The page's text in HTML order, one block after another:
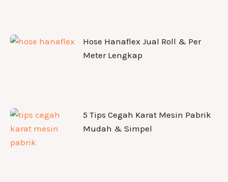
Hose Hanaflex Jual Roll & Per
Meter Lengkap
5 Tips Cegah Karat Mesin Pabrik
Mudah & Simpel